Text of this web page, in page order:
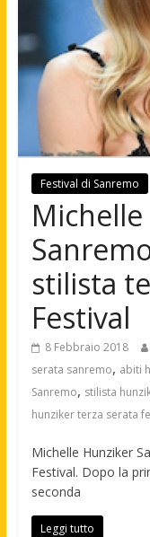
Festival di Sanremo
stilista
Festival
8 Febbraio 2018
serata sanremo, abiti
Sanremo, stilista
hunziker terza serata
Michelle Hunziker
Festival. Dopo la
seconda
Leggi tutto